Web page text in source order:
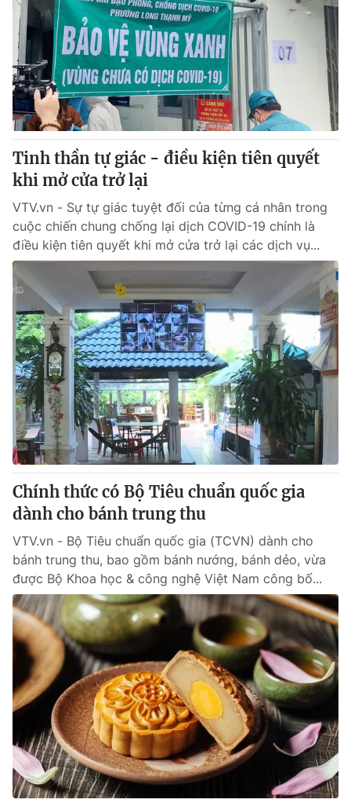
VTV Sức khoẻ Bất động sản
Thị trường 24h Tấm lòng Việt
VTV4 Vươn mình bằng AI
VTV9 VTV8
Liên hệ tòa soạn
THỜI BÁO VTV
Theo dõi báo trên
Cơ quan chủ quản:Đài Truyền hình Việt Nam
Cơ quan báo chí:Thời báo VTV
Giấy phép hoạt động báo in và báo điện tử số 483/GP-BTTTT
cấp ngày 29/12/2023
Tổng Biên tập:Vũ Thanh Thủy
Phó Tổng Biên tập:Nguyễn Thị Mỹ Hạnh, Phạm Quốc Thắng,
Nguyễn Trọng Ninh
Tổng đài VTV: 024.38 355 931 - 024.38 355 932
Email:
toasoan@vtv.vn
Liên hệ quảng cáo: 024-7300.7108
® Cấm sao chép dưới mọi hình thức nếu không có sự chấp
Tinh thần tự giác - điều kiện tiên quyết
khi mở cửa trở lại
VTV.vn - Sự tự giác tuyệt đối của từng cá nhân trong
cuộc chiến chung chống lại dịch COVID-19 chính là
điều kiện tiên quyết khi mở cửa trở lại các dịch vụ...
Chính thức có Bộ Tiêu chuẩn quốc gia
dành cho bánh trung thu
VTV.vn - Bộ Tiêu chuẩn quốc gia (TCVN) dành cho
bánh trung thu, bao gồm bánh nướng, bánh dẻo, vừa
được Bộ Khoa học & công nghệ Việt Nam công bố...